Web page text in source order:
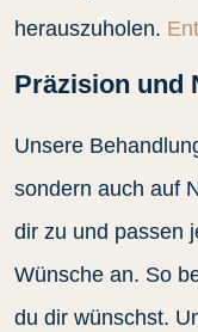
herauszuholen.
Präzision und
Unsere
sondern auch auf
dir zu und passen
Wünsche an. So
du dir wünschst.